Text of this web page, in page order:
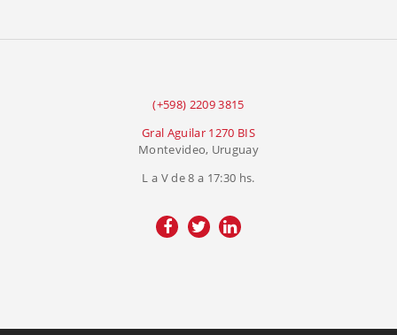
(+598) 2209 3815
Gral Aguilar 1270 BIS
Montevideo, Uruguay
L a V de 8 a 17:30 hs.